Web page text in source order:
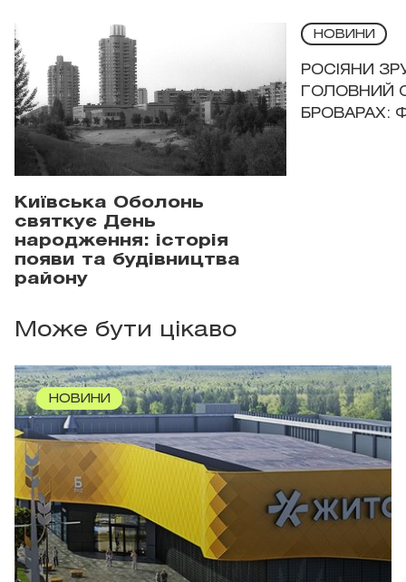
Київська Оболонь
святкує День
народження: історія
появи та будівництва
району
НОВИНИ
РОСІЯНИ
ГОЛОВНИЙ
БРОВАРАХ:
Може бути цікаво
НОВИНИ